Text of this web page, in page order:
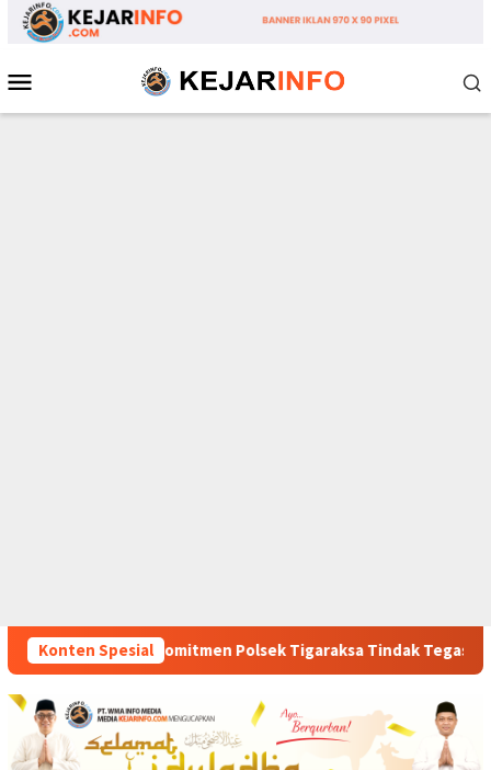
Loncat
Mobile
Konten Spesial
Tigaraksa Tindak Tegas Peredaran Obat Ilegal, Dua